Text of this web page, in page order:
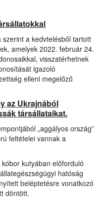
a kedvtelésből tartott
amelyek 2022. február 24.
visszatérhetnek
igazoló
elleni megelőző
az Ukrajnából
társállataikat.
„aggályos ország”
feltételei vannak a
kutyában előforduló
hatóság
beléptetésre vonatkozó
döntött.